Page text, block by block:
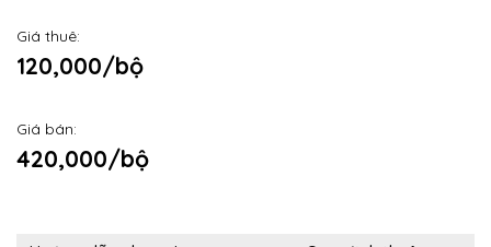
Giá thuê:
120,000/bộ
Giá bán:
420,000/bộ